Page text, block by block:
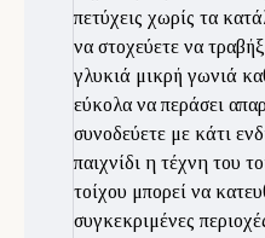
πετύχεις χωρίς τα
να στοχεύετε να
γλυκιά μικρή γωνιά
εύκολα να περάσει
συνοδεύετε με κάτι
παιχνίδι η τέχνη του
τοίχου μπορεί να
συγκεκριμένες